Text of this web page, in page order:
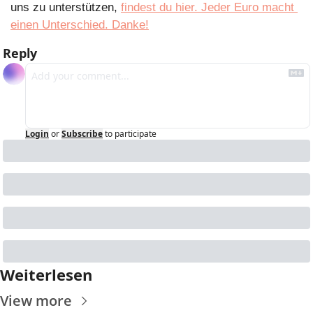
uns zu unterstützen, findest du hier. Jeder Euro macht
einen Unterschied. Danke!
Reply
Login orSubscribeto participate
Weiterlesen
View more